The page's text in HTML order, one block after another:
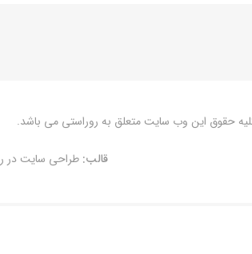
حقوق این وب سایت متعلق به روراستی می باشد.
قالب: طراحی سایت در